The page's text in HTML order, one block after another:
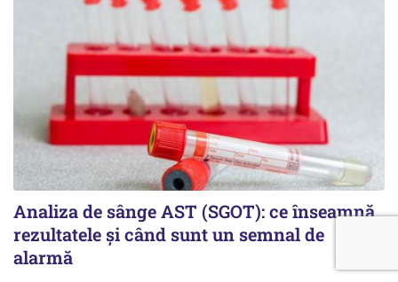
Analiza de sânge AST (SGOT): ce înseamnă
rezultatele și când sunt un semnal de
alarmă